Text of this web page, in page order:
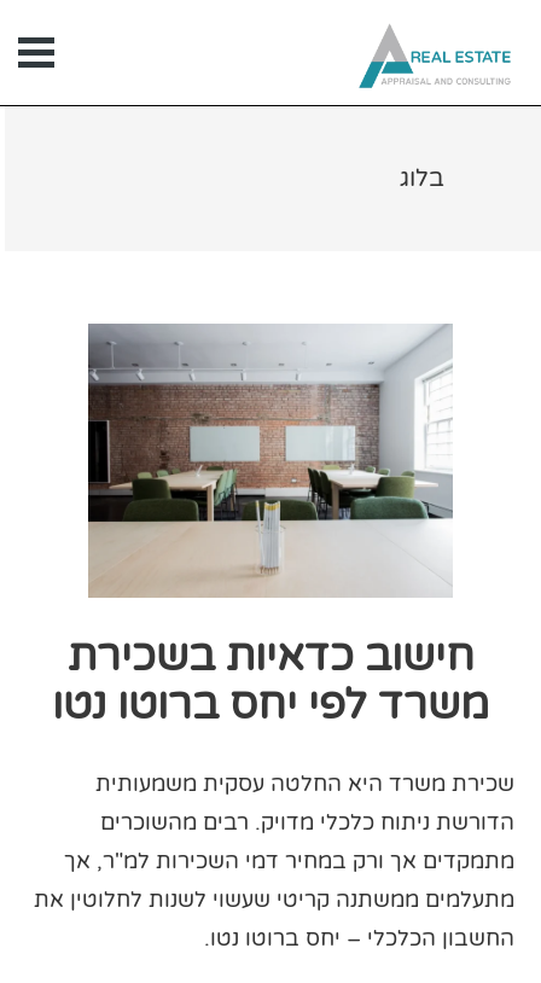
בלוג
חישוב כדאיות בשכירת
משרד לפי יחס ברוטו נטו
שכירת משרד היא החלטה עסקית משמעותית
הדורשת ניתוח כלכלי מדויק. רבים מהשוכרים
מתמקדים אך ורק במחיר דמי השכירות למ"ר, אך
מתעלמים ממשתנה קריטי שעשוי לשנות לחלוטין את
החשבון הכלכלי – יחס ברוטו נטו.